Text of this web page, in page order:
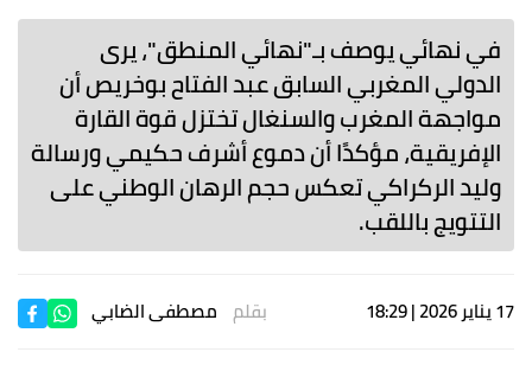
في نهائي يوصف بـ"نهائي المنطق"، يرى
الدولي المغربي السابق عبد الفتاح بوخريص أن
مواجهة المغرب والسنغال تختزل قوة القارة
الإفريقية، مؤكدًا أن دموع أشرف حكيمي ورسالة
وليد الركراكي تعكس حجم الرهان الوطني على
التتويج باللقب.
17 يناير 2026 | 18:29 بقلم مصطفى الضابي